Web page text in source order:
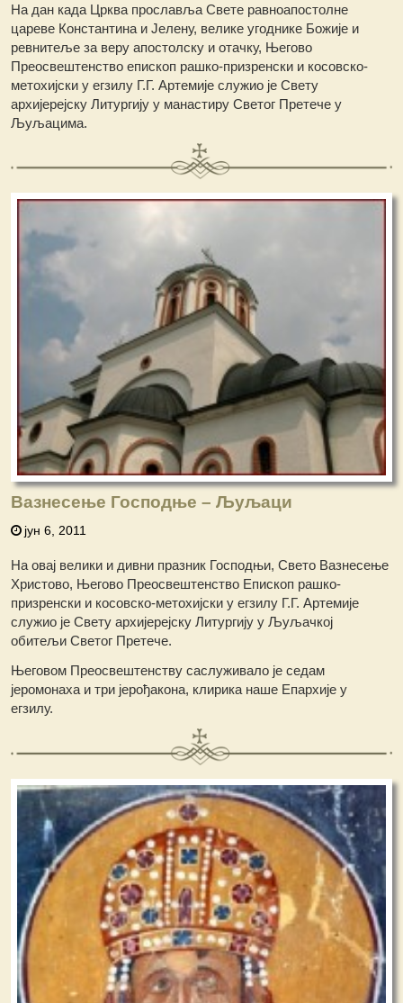
На дан када Црква прославља Свете равноапостолне
цареве Константина и Јелену, велике угоднике Божије и
ревнитеље за веру апостолску и отачку, Његово
Преосвештенство епископ рашко-призренски и косовско-
метохијски у егзилу Г.Г. Артемије служио је Свету
архијерејску Литургију у мaнастиру Светог Претече у
Љуљацима.
Вазнесење Господње – Љуљаци
јун 6, 2011
На овај велики и дивни празник Господњи, Свето Вазнесење
Христово, Његово Преосвештенство Епископ рашко-
призренски и косовско-метохијски у егзилу Г.Г. Артемије
служио је Свету архијерејску Литургију у Љуљачкој
обитељи Светог Претече.
Његовом Преосвештенству саслуживало је седам
јеромонаха и три јерођакона, клирика наше Епархије у
егзилу.